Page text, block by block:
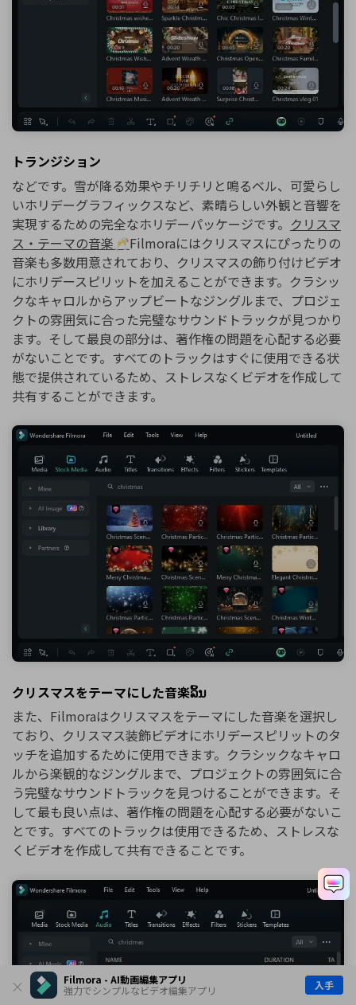
Filmora - AI動画編集アプリ
強力でシンプルなビデオ編集アプリ
入手
トランジション
などです。雪が降る効果やチリチリと鳴るベル、可愛らし
いホリデーグラフィックスなど、素晴らしい外観と音響を
実現するための完全なホリデーパッケージです。 クリスマ
ス・テーマの音楽🥂Filmoraにはクリスマスにぴったりの
音楽も多数用意されており、クリスマスの飾り付けビデオ
にホリデースピリットを加えることができます。クラシッ
クなキャロルからアップビートなジングルまで、プロジェ
クトの雰囲気に合った完璧なサウンドトラックが見つかり
ます。そして最良の部分は、著作権の問題を心配する必要
がないことです。すべてのトラックはすぐに使用できる状
態で提供されているため、ストレスなくビデオを作成して
共有することができます。
クリスマスをテーマにした音楽ລິ້ນ
また、Filmoraはクリスマスをテーマにした音楽を選択し
ており、クリスマス装飾ビデオにホリデースピリットのタ
ッチを追加するために使用できます。クラシックなキャロ
ルから楽観的なジングルまで、プロジェクトの雰囲気に合
う完璧なサウンドトラックを見つけることができます。そ
して最も良い点は、著作権の問題を心配する必要がないこ
とです。すべてのトラックは使用できるため、ストレスな
くビデオを作成して共有できることです。